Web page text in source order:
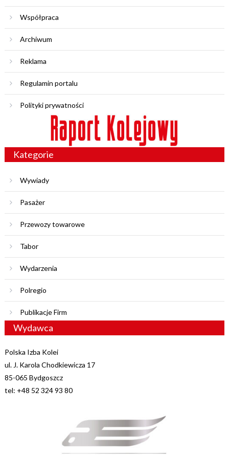
Współpraca
Archiwum
Reklama
Regulamin portalu
Polityki prywatności
Kategorie
Wywiady
Pasażer
Przewozy towarowe
Tabor
Wydarzenia
Polregio
Publikacje Firm
Wydawca
Polska Izba Kolei
ul. J. Karola Chodkiewicza 17
85-065 Bydgoszcz
tel: +48 52 324 93 80